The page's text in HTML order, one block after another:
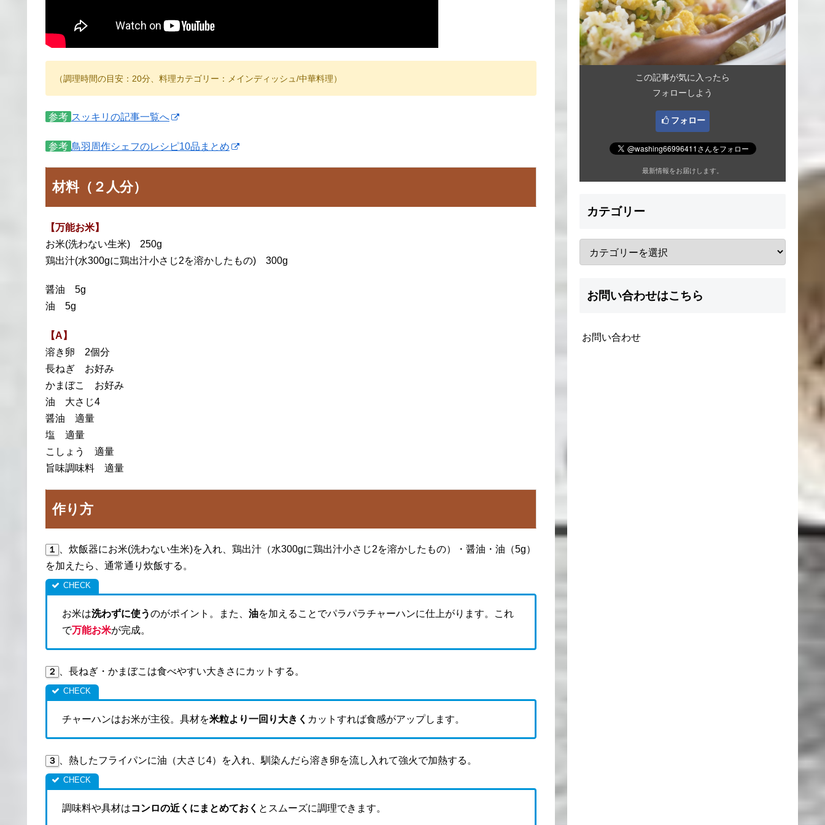
（調理時間の目安：20分、料理カテゴリー：メインディッシュ/中華料理）
参考 スッキリの記事一覧へ
参考 鳥羽周作シェフのレシピ10品まとめ
材料（２人分）
【万能お米】
お米(洗わない生米) 250g
鶏出汁(水300gに鶏出汁小さじ2を溶かしたもの) 300g
醤油 5g
油 5g
【A】
溶き卵 2個分
長ねぎ お好み
かまぼこ お好み
油 大さじ4
醤油 適量
塩 適量
こしょう 適量
旨味調味料 適量
作り方
１ 、炊飯器にお米(洗わない生米)を入れ、鶏出汁（水300gに鶏出汁小さじ2を溶かしたもの）・醤油・油（5g）
を加えたら、通常通り炊飯する。
お米は洗わずに使うのがポイント。また、 油を加えることでパラパラチャーハンに仕上がります。これ
で万能お米が完成。
２ 、長ねぎ・かまぼこは食べやすい大きさにカットする。
チャーハンはお米が主役。具材を米粒より一回り大きく カットすれば食感がアップします。
３ 、熱したフライパンに油（大さじ4）を入れ、馴染んだら溶き卵を流し入れて強火で加熱する。
調味料や具材はコンロの近くにまとめておく とスムーズに調理できます。
この記事が気に入ったら
フォローしよう
フォロー
最新情報をお届けします。
カテゴリー
お問い合わせはこちら
お問い合わせ